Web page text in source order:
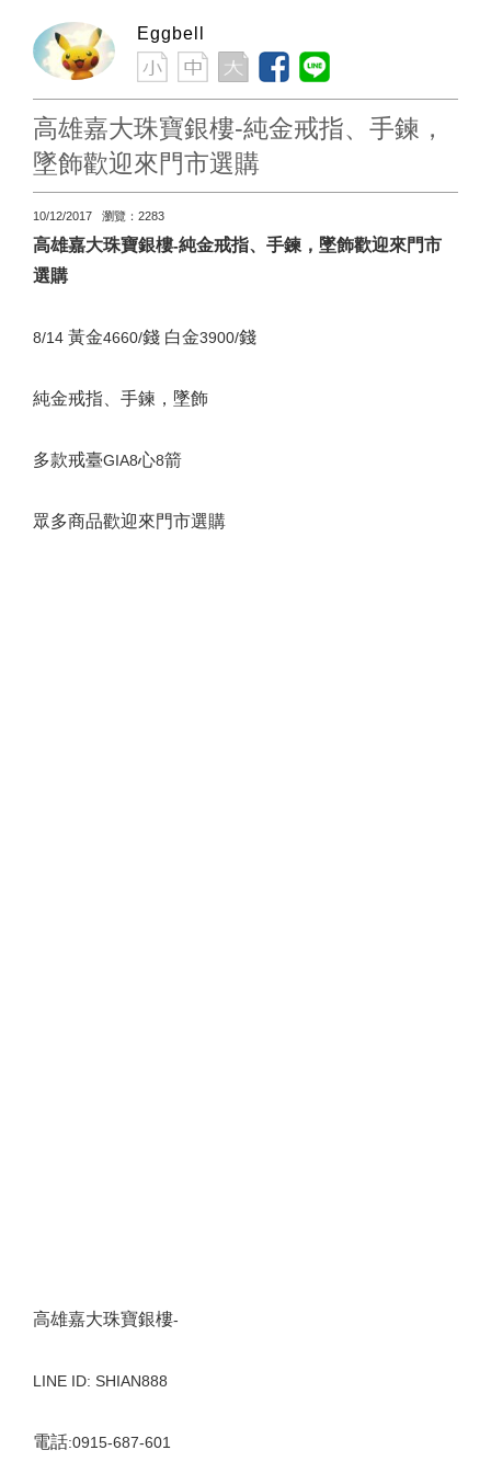
Eggbell
高雄嘉大珠寶銀樓-純金戒指、手鍊，
墜飾歡迎來門市選購
10/12/2017 瀏覽：2283
高雄嘉大珠寶銀樓-純金戒指、手鍊，墜飾歡迎來門市
選購
8/14 黃金4660/錢 白金3900/錢
純金戒指、手鍊，墜飾
多款戒臺GIA8心8箭
眾多商品歡迎來門市選購
高雄嘉大珠寶銀樓-
LINE ID: SHIAN888
電話:0915-687-601